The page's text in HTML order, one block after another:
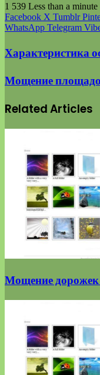
1 539 Less than a minute
Facebook X Tumblr
WhatsApp Telegram
Характеристика
Мощение
Related Articles
Мощение